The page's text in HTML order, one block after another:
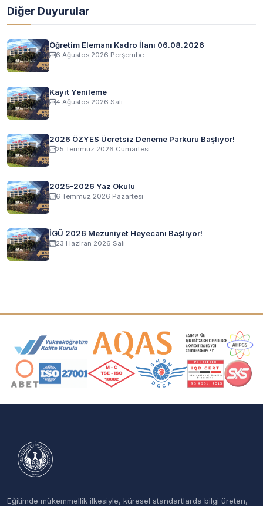
Diğer Duyurular
Öğretim Elemanı Kadro İlanı 06.08.2026
6 Ağustos 2026 Perşembe
Kayıt Yenileme
4 Ağustos 2026 Salı
2026 ÖZYES Ücretsiz Deneme Parkuru Başlıyor!
25 Temmuz 2026 Cumartesi
2025-2026 Yaz Okulu
6 Temmuz 2026 Pazartesi
İGÜ 2026 Mezuniyet Heyecanı Başlıyor!
23 Haziran 2026 Salı
Akreditasyon ve Üyelik Logoları
Eğitimde mükemmellik ilkesiyle, küresel standartlarda bilgi üreten,